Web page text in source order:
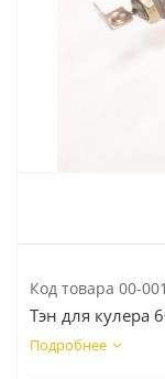
Код товара 00-
Тэн для кулера
Подробнее